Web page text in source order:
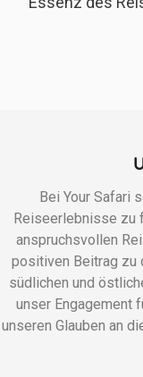
Bei Your Safari
Reiseerlebnisse zu
anspruchsvollen
positiven Beitrag zu
südlichen und
unser Engagement
unseren Glauben an